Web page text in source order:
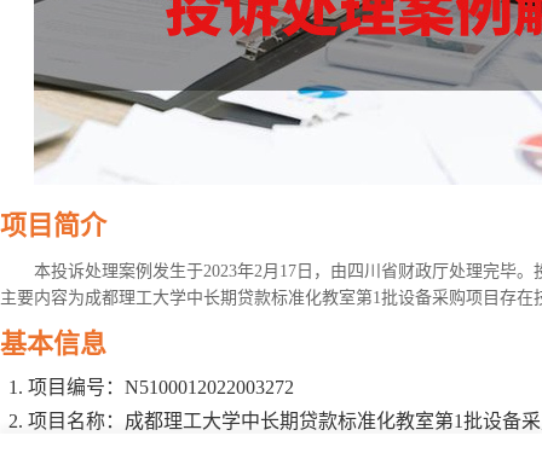
项目简介
本投诉处理案例发生于2023年2月17日，由四川省财政厅处理完毕
主要内容为成都理工大学中长期贷款标准化教室第1批设备采购项目存在
基本信息
项目编号：N5100012022003272
项目名称：成都理工大学中长期贷款标准化教室第1批设备